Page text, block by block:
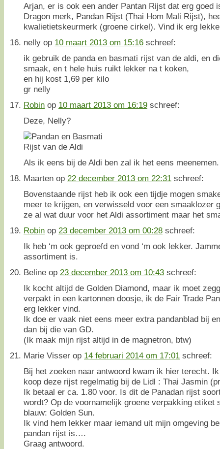
Arjan, er is ook een ander Pantan Rijst dat erg goed
Dragon merk, Pandan Rijst (Thai Hom Mali Rijst),
kwalietietskeurmerk (groene cirkel). Vind ik erg
nelly op 10 maart 2013 om 15:16 schreef:
ik gebruik de panda en basmati rijst van de aldi, en
smaak, en t hele huis ruikt lekker na t koken,
en hij kost 1,69 per kilo
gr nelly
Robin op 10 maart 2013 om 16:19 schreef:
Deze, Nelly?
Als ik eens bij de Aldi ben zal ik het eens meenemen.
Maarten op 22 december 2013 om 22:31 schreef:
Bovenstaande rijst heb ik ook een tijdje mogen
meer te krijgen, en verwisseld voor een smaaklozer
ze al wat duur voor het Aldi assortiment maar het
Robin op 23 december 2013 om 00:28 schreef:
Ik heb ‘m ook geproefd en vond ‘m ook lekker.
assortiment is.
Beline op 23 december 2013 om 10:43 schreef:
Ik kocht altijd de Golden Diamond, maar ik moet
verpakt in een kartonnen doosje, ik de Fair Trade
erg lekker vind.
Ik doe er vaak niet eens meer extra pandanblad bij
dan bij die van GD.
(Ik maak mijn rijst altijd in de magnetron, btw)
Marie Visser op 14 februari 2014 om 17:01 schreef:
Bij het zoeken naar antwoord kwam ik hier terecht.
koop deze rijst regelmatig bij de Lidl : Thai Jasmin
Ik betaal er ca. 1.80 voor. Is dit de Panadan rijst
wordt? Op de voornamelijk groene verpakking etiket
blauw: Golden Sun.
Ik vind hem lekker maar iemand uit mijn omgeving
pandan rijst is….
Graag antwoord.